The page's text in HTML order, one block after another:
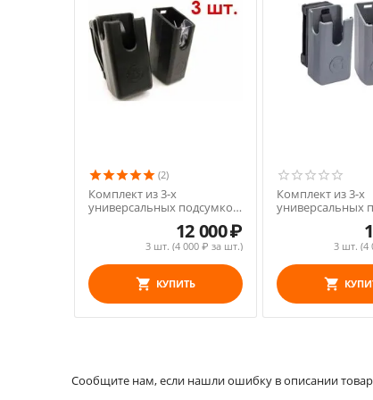
(2)
Комплект из 3-х
универсальных подсумков
12 000₽
3 шт. (4 000 ₽ за шт.)
КУПИТЬ
Комплект из 3-х
универсальных
3 шт. (4
Сообщите нам, если нашли ошибку в описании